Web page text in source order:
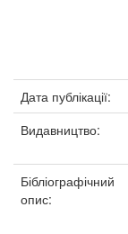
Дата публікації:
Видавництво:
Бібліографічний
опис: